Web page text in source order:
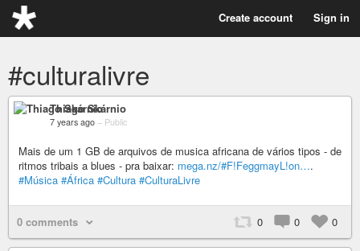
Create account Sign in
#culturalivre
Thiago Skárnio
7 years ago – Public
Mais de um 1 GB de arquivos de musica africana de vários tipos - de
ritmos tribais a blues - pra baixar: mega.nz/#F!FeggmayL!on….
#Música #África #Cultura #CulturaLivre
0 comments 0 0 0